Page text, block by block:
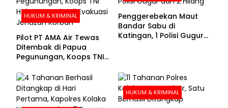
HUKUM & KRIMINAL
Pilot PT AMA Air Tewas
Ditembak di Papua
Pegunungan, Koops TNI
Evakuasi Jenazah
Korban
Penggerebekan Maut
Bandar Sabu di
Katingan, 1 Polisi Gugur
HUKUM & KRIMINAL